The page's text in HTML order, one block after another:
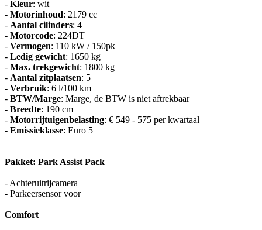
- Kleur: wit
- Motorinhoud: 2179 cc
- Aantal cilinders: 4
- Motorcode: 224DT
- Vermogen: 110 kW / 150pk
- Ledig gewicht: 1650 kg
- Max. trekgewicht: 1800 kg
- Aantal zitplaatsen: 5
- Verbruik: 6 l/100 km
- BTW/Marge: Marge, de BTW is niet aftrekbaar
- Breedte: 190 cm
- Motorrijtuigenbelasting: € 549 - 575 per kwartaal
- Emissieklasse: Euro 5
Pakket: Park Assist Pack
- Achteruitrijcamera
- Parkeersensor voor
Comfort